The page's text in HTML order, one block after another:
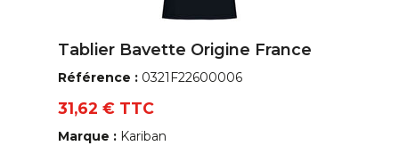
Tablier Bavette Origine France
Référence : 0321F22600006
31,62 € TTC
Marque : Kariban